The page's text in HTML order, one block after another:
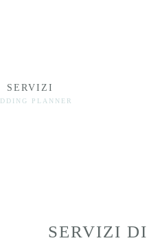
SERVIZI
PLANNER
SERVIZI